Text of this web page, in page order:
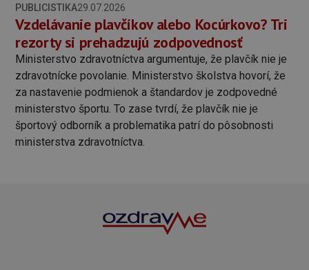
PUBLICISTIKA29.07.2026
Vzdelávanie plavčíkov alebo Kocúrkovo? Tri
rezorty si prehadzujú zodpovednosť
Ministerstvo zdravotníctva argumentuje, že plavčík nie je
zdravotnícke povolanie. Ministerstvo školstva hovorí, že
za nastavenie podmienok a štandardov je zodpovedné
ministerstvo športu. To zase tvrdí, že plavčík nie je
športový odborník a problematika patrí do pôsobnosti
ministerstva zdravotníctva.